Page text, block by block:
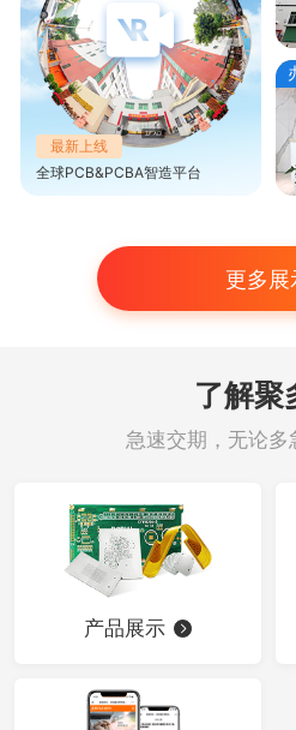
最新上线
全球PCB&PCBA智造平台
更多展
了解聚
急速交期，无论多
产品展示